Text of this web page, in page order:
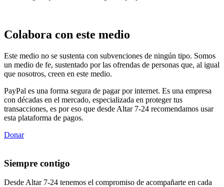
Colabora con este medio
Este medio no se sustenta con subvenciones de ningún tipo. Somos
un medio de fe, sustentado por las ofrendas de personas que, al igual
que nosotros, creen en este medio.
PayPal es una forma segura de pagar por internet. Es una empresa
con décadas en el mercado, especializada en proteger tus
transacciones, es por eso que desde Altar 7-24 recomendamos usar
esta plataforma de pagos.
Donar
Siempre contigo
Desde Altar 7-24 tenemos el compromiso de acompañarte en cada